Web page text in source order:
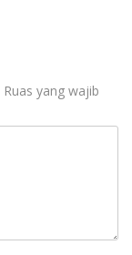
Ruas yang wajib